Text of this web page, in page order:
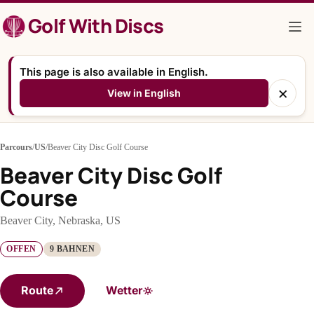
Inhalt
springenGolf With Discs
This page is also available in English.
View in English ×
Parcours/US/Beaver City Disc Golf Course
Beaver City Disc Golf
Course
Beaver City, Nebraska, US
OFFEN 9 BAHNEN
Route Wetter